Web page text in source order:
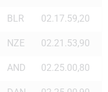
BLR 02.17.59,20
NZE 02.21.53,90
AND 02.25.00,80